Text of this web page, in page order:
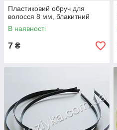
Пластиковий обруч для
волосся 8 мм, блакитний
В наявності
7 ₴